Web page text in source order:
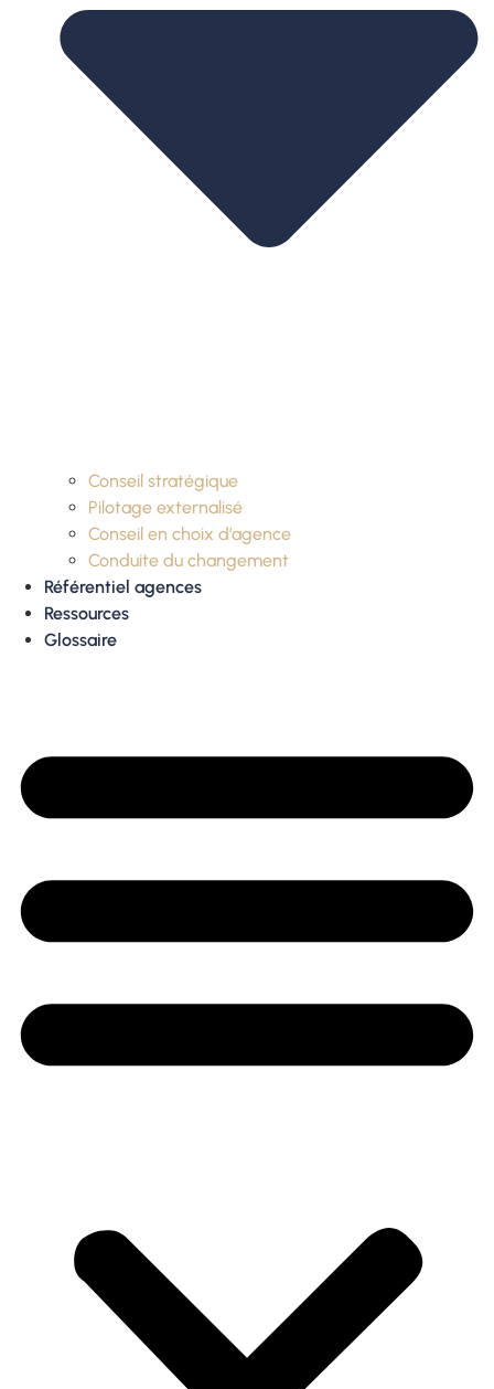
Conseil stratégique
Pilotage externalisé
Conseil en choix d’agence
Conduite du changement
Référentiel agences
Ressources
Glossaire